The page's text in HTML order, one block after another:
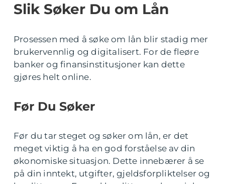
Slik Søker Du om Lån
Prosessen med å søke om lån blir stadig mer
brukervennlig og digitalisert. For de fleøre
banker og finansinstitusjoner kan dette
gjøres helt online.
Før Du Søker
Før du tar steget og søker om lån, er det
meget viktig å ha en god forståelse av din
økonomiske situasjon. Dette innebærer å se
på din inntekt, utgifter, gjeldsforpliktelser og